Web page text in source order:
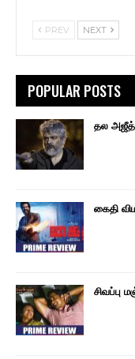
PREV NEXT
POPULAR POSTS
தல
கைதி
சிவப்பு